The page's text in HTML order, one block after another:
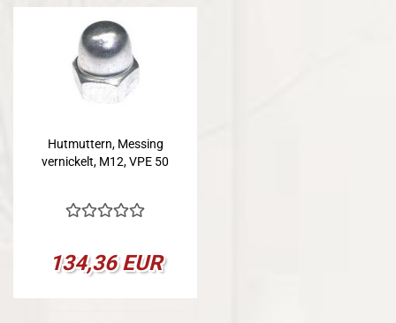
Hutmuttern, Messing
vernickelt, M12, VPE 50
134,36 EUR